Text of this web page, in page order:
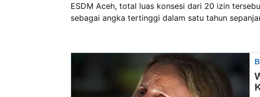
ESDM Aceh, total luas konsesi dari 20 izin
sebagai angka tertinggi dalam satu tahun